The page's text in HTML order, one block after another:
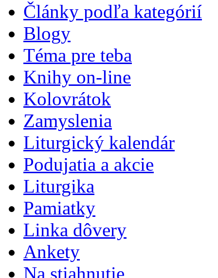
Články podľa kategórií
Blogy
Téma pre teba
Knihy on-line
Kolovrátok
Zamyslenia
Liturgický kalendár
Podujatia a akcie
Liturgika
Pamiatky
Linka dôvery
Ankety
Na stiahnutie